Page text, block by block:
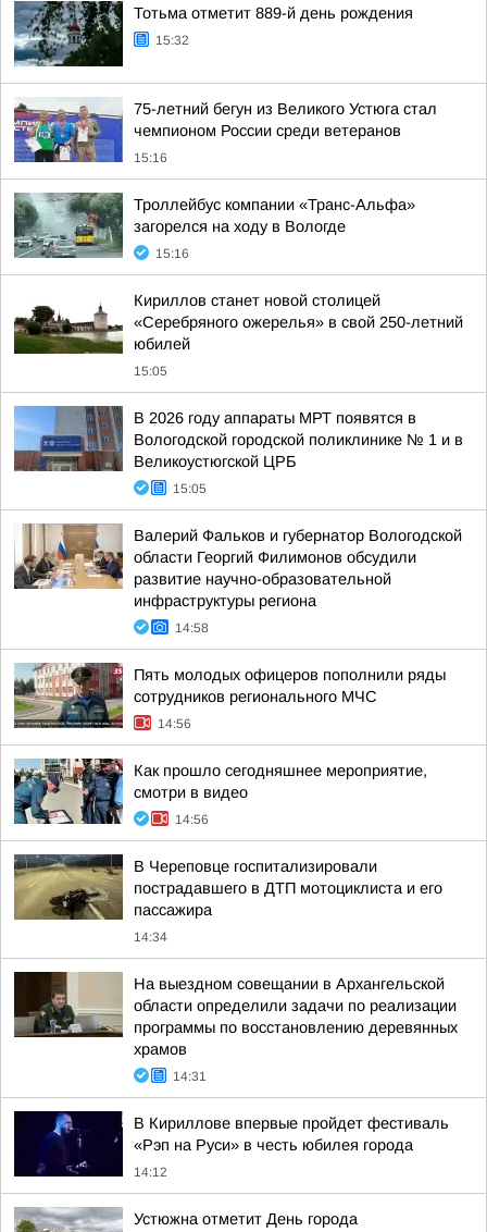
Тотьма отметит 889-й день рождения
15:32
75-летний бегун из Великого Устюга стал
чемпионом России среди ветеранов
15:16
Троллейбус компании «Транс-Альфа»
загорелся на ходу в Вологде
15:16
Кириллов станет новой столицей
«Серебряного ожерелья» в свой 250-летний
юбилей
15:05
В 2026 году аппараты МРТ появятся в
Вологодской городской поликлинике № 1 и в
Великоустюгской ЦРБ
15:05
Валерий Фальков и губернатор Вологодской
области Георгий Филимонов обсудили
развитие научно-образовательной
инфраструктуры региона
14:58
Пять молодых офицеров пополнили ряды
сотрудников регионального МЧС
14:56
Как прошло сегодняшнее мероприятие,
смотри в видео
14:56
В Череповце госпитализировали
пострадавшего в ДТП мотоциклиста и его
пассажира
14:34
На выездном совещании в Архангельской
области определили задачи по реализации
программы по восстановлению деревянных
храмов
14:31
В Кириллове впервые пройдет фестиваль
«Рэп на Руси» в честь юбилея города
14:12
Устюжна отметит День города